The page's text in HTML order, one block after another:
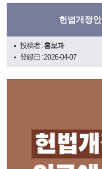
헌법개정
投稿者 :홍보과
登録日 : 2026-04-07